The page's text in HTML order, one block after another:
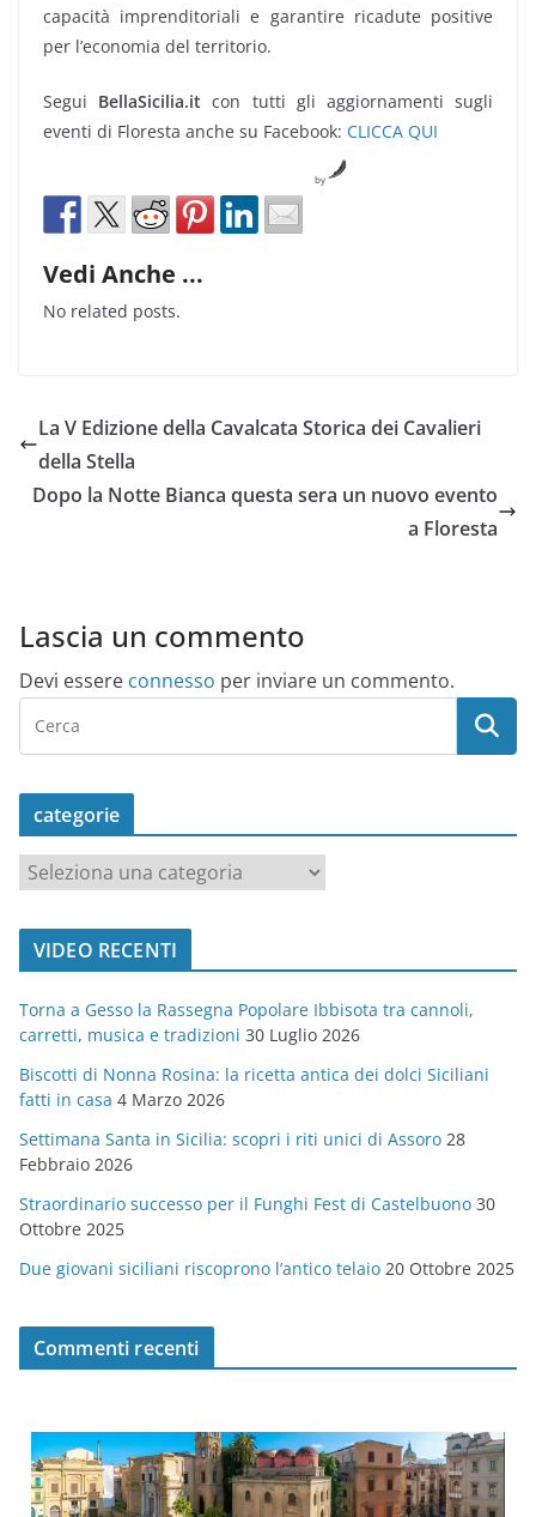
capacità imprenditoriali e garantire ricadute positive
per l’economia del territorio.
Segui BellaSicilia.it con tutti gli aggiornamenti sugli
eventi di Floresta anche su Facebook: CLICCA QUI
by
Vedi Anche ...
No related posts.
La V Edizione della Cavalcata Storica dei Cavalieri
della Stella
Dopo la Notte Bianca questa sera un nuovo evento
a Floresta
Lascia un commento
Devi essere connesso per inviare un commento.
categorie
t
o
r
i
e
VIDEO RECENTI
Torna a Gesso la Rassegna Popolare Ibbisota tra cannoli,
carretti, musica e tradizioni 30 Luglio 2026
Biscotti di Nonna Rosina: la ricetta antica dei dolci Siciliani
fatti in casa 4 Marzo 2026
Settimana Santa in Sicilia: scopri i riti unici di Assoro 28
Febbraio 2026
Straordinario successo per il Funghi Fest di Castelbuono 30
Ottobre 2025
Due giovani siciliani riscoprono l’antico telaio 20 Ottobre 2025
Commenti recenti